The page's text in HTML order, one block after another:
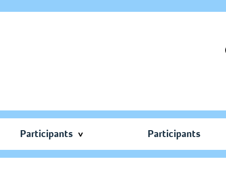
Participants Participants